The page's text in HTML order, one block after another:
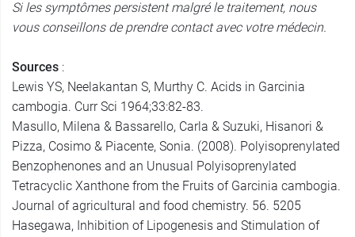
Si les symptômes persistent malgré le traitement, nous
vous conseillons de prendre contact avec votre médecin.
Sources :
Lewis YS, Neelakantan S, Murthy C. Acids in Garcinia
cambogia. Curr Sci 1964;33:82-83.
Masullo, Milena & Bassarello, Carla & Suzuki, Hisanori &
Pizza, Cosimo & Piacente, Sonia. (2008). Polyisoprenylated
Benzophenones and an Unusual Polyisoprenylated
Tetracyclic Xanthone from the Fruits of Garcinia cambogia.
Journal of agricultural and food chemistry. 56. 5205
Hasegawa, Inhibition of Lipogenesis and Stimulation of